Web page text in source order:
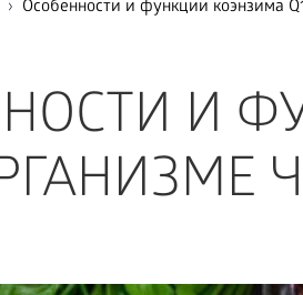
Особенности и функции коэнзима
И